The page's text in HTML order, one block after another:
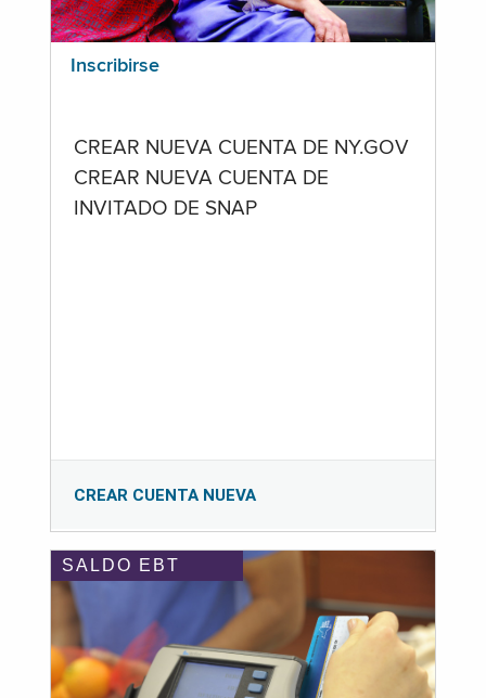
Inscribirse
CREAR NUEVA CUENTA DE NY.GOV
CREAR NUEVA CUENTA DE
INVITADO DE SNAP
CREAR CUENTA NUEVA
SALDO EBT